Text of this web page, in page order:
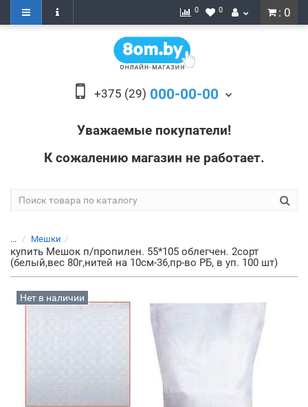
: 0
0 0
+375 (29) 000-00-00
Уважаемые покупатели!
К сожалению магазин не работает.
... Мешки
купить Мешок п/пропилен. 55*105 облегчен. 2сорт
(белый,вес 80г,нитей на 10см-36,пр-во РБ, в уп. 100 шт)
Нет в наличии